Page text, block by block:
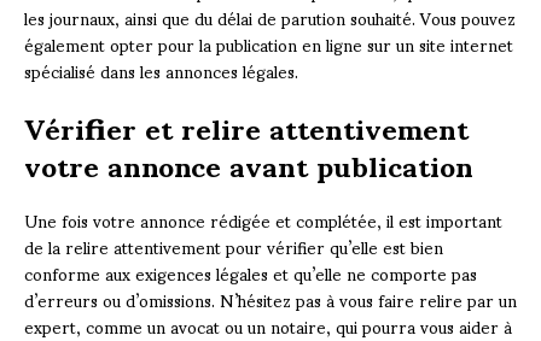
les journaux, ainsi que du délai de parution souhaité. Vous pouvez
également opter pour la publication en ligne sur un site internet
spécialisé dans les annonces légales.
Vérifier et relire attentivement
votre annonce avant publication
Une fois votre annonce rédigée et complétée, il est important
de la relire attentivement pour vérifier qu’elle est bien
conforme aux exigences légales et qu’elle ne comporte pas
d’erreurs ou d’omissions. N’hésitez pas à vous faire relire par un
expert, comme un avocat ou un notaire, qui pourra vous aider à